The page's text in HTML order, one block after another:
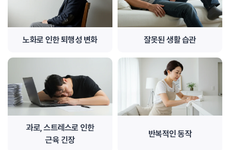
노화로 인한 퇴행성 변화 잘못된 생활 습관
과로, 스트레스로 인한
근육 긴장
반복적인 동작